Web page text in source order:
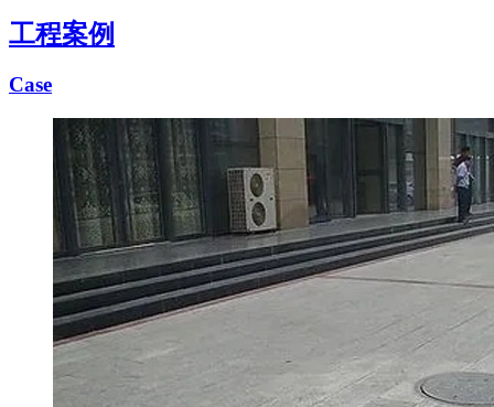
工程案例
Case